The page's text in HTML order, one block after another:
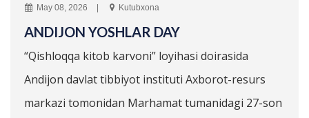
May 08, 2026 Kutubxona
ANDIJON YOSHLAR DAY
“Qishloqqa kitob karvoni” loyihasi doirasida
Andijon davlat tibbiyot instituti Axborot-resurs
markazi tomonidan Marhamat tumanidagi 27-son